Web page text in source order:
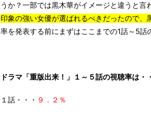
うか？一部では黒木華がイメージと違うと言
印象の強い女優が選ばれるべきだったので、
率を発表する前にまずはここまでの1話～5話
ドラマ「重版出来！」１～５話の視聴率は・
１話・・・ ９．２％